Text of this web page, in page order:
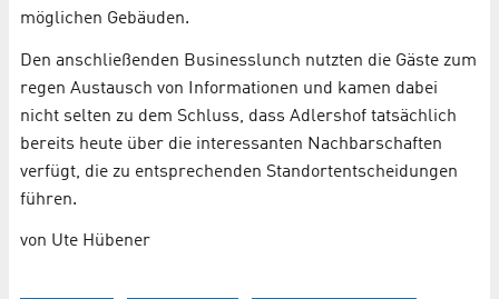
möglichen Gebäuden.
Den anschließenden Businesslunch nutzten die Gäste zum
regen Austausch von Informationen und kamen dabei
nicht selten zu dem Schluss, dass Adlershof tatsächlich
bereits heute über die interessanten Nachbarschaften
verfügt, die zu entsprechenden Standortentscheidungen
führen.
von Ute Hübener